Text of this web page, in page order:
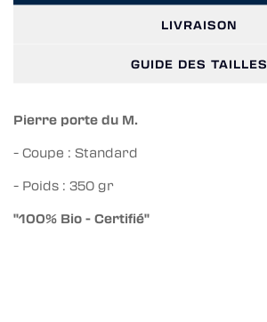
LIVRAISON
GUIDE DES TAILLES
Pierre porte du M.
- Coupe : Standard
- Poids : 350 gr
"100% Bio - Certifié"